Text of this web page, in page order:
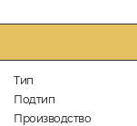
Тип
Подтип
Производство